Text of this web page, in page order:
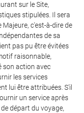
sur le Site,
stipulées. Il sera
c'est-à-dire de
de sa
pas pu être évitées
raisonnable,
son action avec
les services
lui être attribuées. S'il
un service après
départ du voyage,